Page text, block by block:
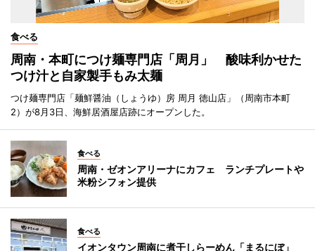
食べる
周南・本町につけ麺専門店「周月」 酸味利かせた
つけ汁と自家製手もみ太麺
つけ麺専門店「麺鮮醤油（しょうゆ）房 周月 徳山店」（周南市本町
2）が8月3日、海鮮居酒屋店跡にオープンした。
食べる
周南・ゼオンアリーナにカフェ ランチプレートや
米粉シフォン提供
食べる
イオンタウン周南に煮干しらーめん「まるにぼ」